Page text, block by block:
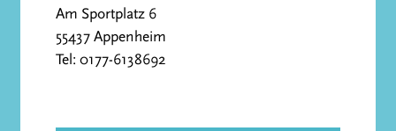
Am Sportplatz 6
55437 Appenheim
Tel: 0177-6138692